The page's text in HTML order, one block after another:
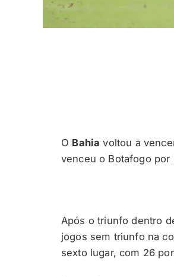
O Bahia voltou a
venceu o Botafogo por
Após o triunfo dentro
jogos sem triunfo na
sexto lugar, com 26